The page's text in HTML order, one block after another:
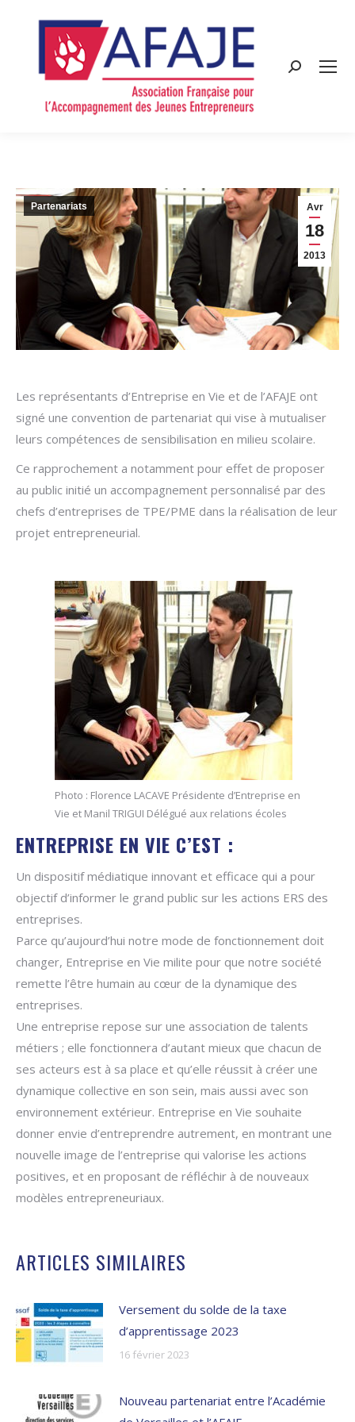
Search:
Avr
18
2013
Partenariats
Les représentants d’Entreprise en Vie et de l’AFAJE ont
signé une convention de partenariat qui vise à mutualiser
leurs compétences de sensibilisation en milieu scolaire.
Ce rapprochement a notamment pour effet de proposer
au public initié un accompagnement personnalisé par des
chefs d’entreprises de TPE/PME dans la réalisation de leur
projet entrepreneurial.
Photo : Florence LACAVE Présidente d’Entreprise en
Vie et Manil TRIGUI Délégué aux relations écoles
ENTREPRISE EN VIE C’EST :
Un dispositif médiatique innovant et efficace qui a pour
objectif d’informer le grand public sur les actions ERS des
entreprises.
Parce qu’aujourd’hui notre mode de fonctionnement doit
changer, Entreprise en Vie milite pour que notre société
remette l’être humain au cœur de la dynamique des
entreprises.
Une entreprise repose sur une association de talents
métiers ; elle fonctionnera d’autant mieux que chacun de
ses acteurs est à sa place et qu’elle réussit à créer une
dynamique collective en son sein, mais aussi avec son
environnement extérieur. Entreprise en Vie souhaite
donner envie d’entreprendre autrement, en montrant une
nouvelle image de l’entreprise qui valorise les actions
positives, et en proposant de réfléchir à de nouveaux
modèles entrepreneuriaux.
ARTICLES SIMILAIRES
Versement du solde de la taxe
d’apprentissage 2023
16 février 2023
Nouveau partenariat entre l’Académie